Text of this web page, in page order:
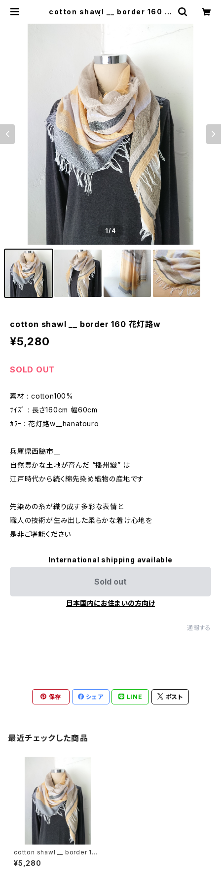
cotton shawl __ border 160 花
1/4
cotton shawl __ border 160 花灯路w
¥5,280
SOLD OUT
素材 : cotton100%
ｻｲｽﾞ : 長さ160cm 幅60cm
ｶﾗｰ : 花灯路w__hanatouro
兵庫県西脇市__
自然豊かな土地が育んだ “播州織” は
江戸時代から続く綿先染め織物の産地です
先染めの糸が織り成す多彩な表情と
職人の技術が生み出した柔らかな着け心地を
是非ご堪能ください
International shipping available
Sold out
日本国内にお住まいの方向け
通報する
保存 シェア LINE ポスト
最近チェックした商品
cotton shawl __ border 160
花灯路w
¥5,280